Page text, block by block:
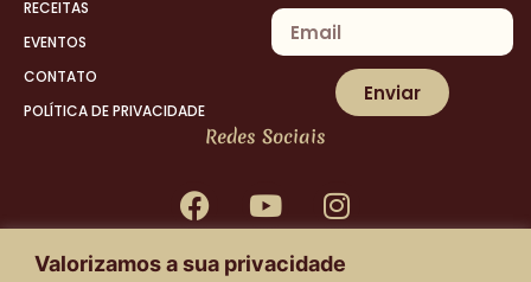
Valorizamos a sua privacidade
RECEITAS
EVENTOS
CONTATO
POLÍTICA DE PRIVACIDADE
Enviar
Redes Sociais